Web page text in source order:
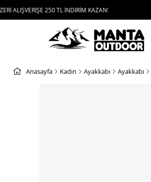
250 TL İNDİRİM KAZAN!
Anasayfa Kadın Ayakkabı Ayakkabı